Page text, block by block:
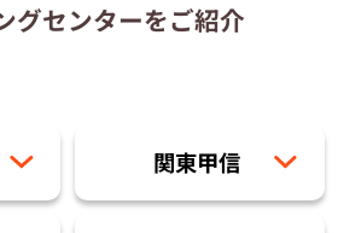
ンター一覧
者募集
グセンターをご紹介
関東甲信